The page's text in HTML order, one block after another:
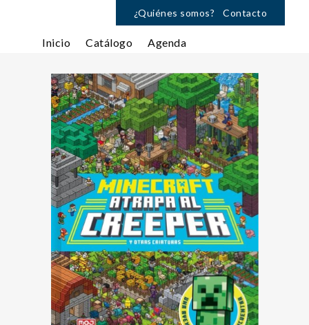
¿Quiénes somos? Contacto
Inicio Catálogo Agenda